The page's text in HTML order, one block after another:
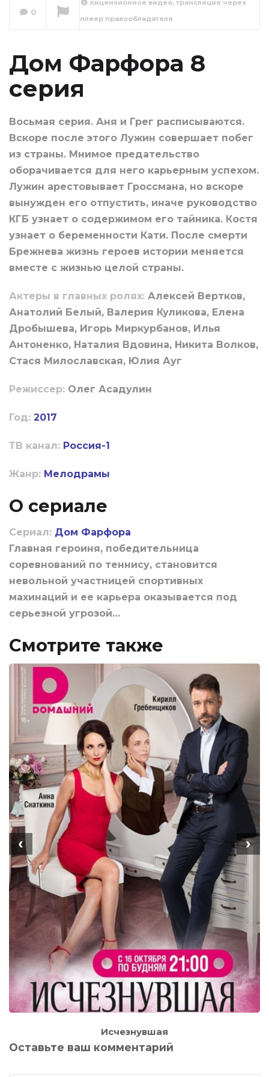
0
лицензионное видео, трансляция через
плеер правообладателя
Дом Фарфора 8
серия
Восьмая серия. Аня и Грег расписываются.
Вскоре после этого Лужин совершает побег
из страны. Мнимое предательство
оборачивается для него карьерным успехом.
Лужин арестовывает Гроссмана, но вскоре
вынужден его отпустить, иначе руководство
КГБ узнает о содержимом его тайника. Костя
узнает о беременности Кати. После смерти
Брежнева жизнь героев истории меняется
вместе с жизнью целой страны.
Актеры в главных ролях: Алексей Вертков,
Анатолий Белый, Валерия Куликова, Елена
Дробышева, Игорь Миркурбанов, Илья
Антоненко, Наталия Вдовина, Никита Волков,
Стася Милославская, Юлия Ауг
Режиссер: Олег Асадулин
Год: 2017
ТВ канал: Россия-1
Жанр: Мелодрамы
О сериале
Сериал: Дом Фарфора
Главная героиня, победительница
соревнований по теннису, становится
невольной участницей спортивных
махинаций и ее карьера оказывается под
серьезной угрозой…
Смотрите также
Исчезнувшая
‹ ›
Оставьте ваш комментарий